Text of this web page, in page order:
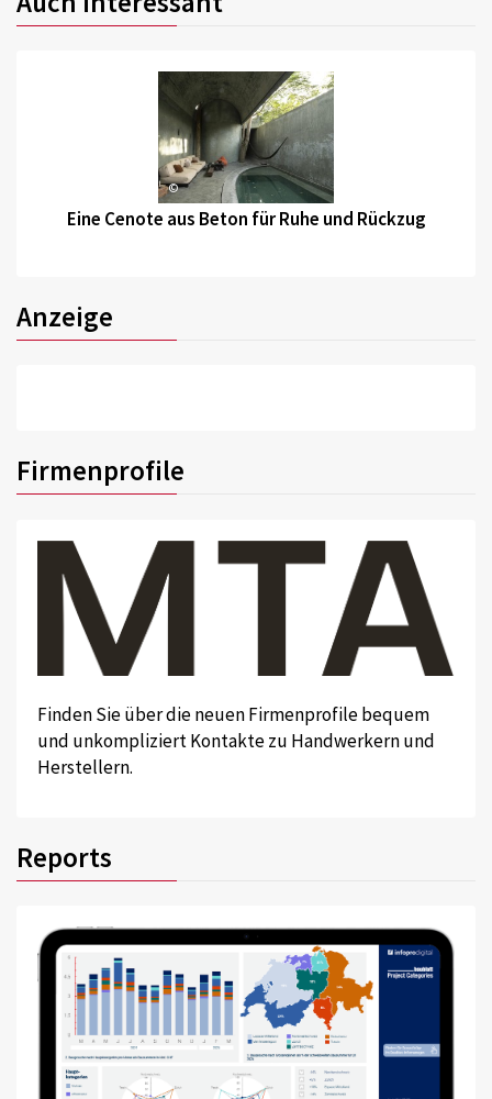
©
Eine Cenote aus Beton für Ruhe und Rückzug
Anzeige
Firmenprofile
Finden Sie über die neuen Firmenprofile bequem
und unkompliziert Kontakte zu Handwerkern und
Herstellern.
Reports